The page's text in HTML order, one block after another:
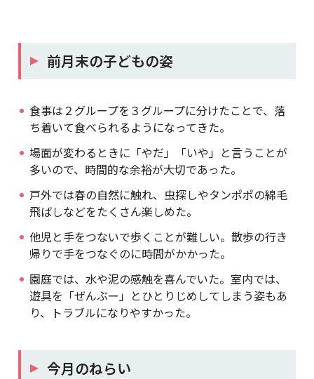
前月末の子どもの姿
食事は２グループを３グループに分けたことで、落
ち着いて食べられるようになってきた。
場面が変わるときに「やだ」「いや」と言うことが
多いので、時間的な余裕が大切であった。
戸外では春の自然に触れ、虫探しやタンポポの綿毛
飛ばしなどをたくさん楽しめた。
他児と手をつないで歩くことが難しい。散歩の行き
帰りで手をつなぐのに時間がかかった。
園庭では、水や泥の感触を喜んでいた。室内では、
遊具を「ぜんぶー」とひとりじめしてしまう姿もあ
り、トラブルになりやすかった。
今月のねらい